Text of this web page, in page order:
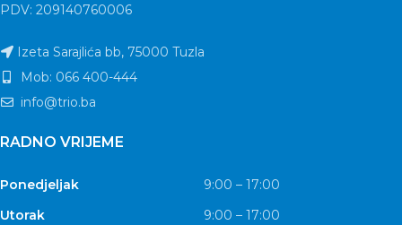
PDV: 209140760006
Izeta Sarajlića bb, 75000 Tuzla
Mob: 066 400-444
info@trio.ba
RADNO VRIJEME
Ponedjeljak
9:00 – 17:00
Utorak
9:00 – 17:00